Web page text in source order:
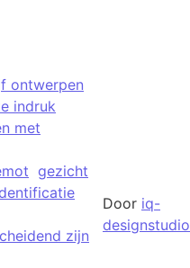
ontwerpen
indruk
met
gezicht
zijn
Door iq-
designstudio